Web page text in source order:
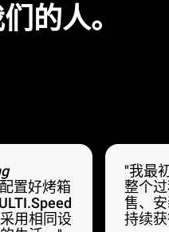
的人。
置好烤箱
用相同设
"我最
整个
售、
持续